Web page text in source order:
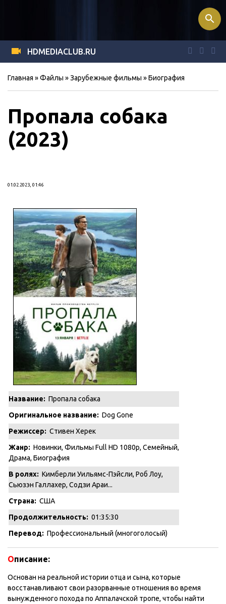
HDMEDIACLUB.RU
search
Главная »Файлы »Зарубежные фильмы »Биография
Пропала собака
(2023)
01.02.2023, 01:46
Название: Пропала собака
Оригинальное название: Dog Gone
Режиссер: Стивен Херек
Жанр: Новинки, Фильмы Full HD 1080p, Семейный,
Драма, Биография
В ролях: Кимберли Уильямс-Пэйсли, Роб Лоу,
Сьюзэн Галлахер, Содзи Араи...
Страна: США
Продолжительность: 01:35:30
Перевод: Профессиональный (многоголосый)
Описание:
Основан на реальной истории отца и сына, которые
восстанавливают свои разорванные отношения во время
вынужденного похода по Аппалачской тропе, чтобы найти